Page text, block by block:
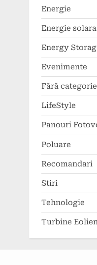
Energie
Energie solara
Energy
Evenimente
Fără categorie
LifeStyle
Panouri
Poluare
Recomandari
Stiri
Tehnologie
Turbine